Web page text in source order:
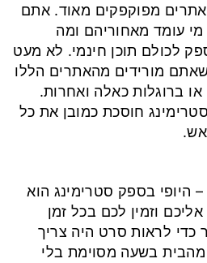
אתרים מפוקפקים מאוד. אתם
עומד מאחוריהם ומה
לכולם תוכן חינמי. לא מעט
מורידים מהאתרים הללו
או ברוגלות כאלה ואחרות.
חוסכת כמובן את כל
– היופי בספק סטרימינג הוא
וזמין לכם בכל זמן
לראות סרט היה צריך
בשעה מסוימת בלי